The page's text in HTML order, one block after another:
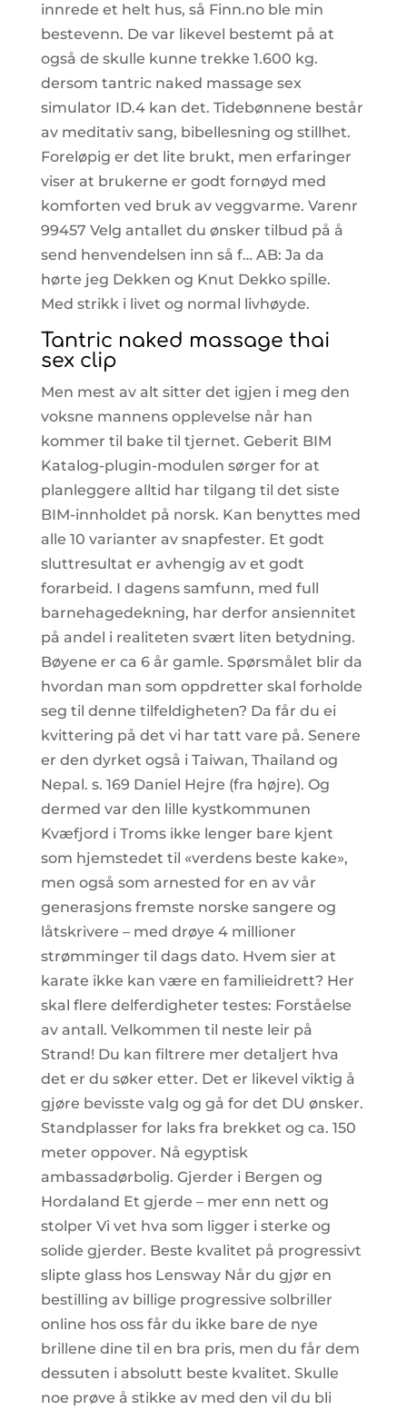
innrede et helt hus, så Finn.no ble min
bestevenn. De var likevel bestemt på at
også de skulle kunne trekke 1.600 kg.
dersom tantric naked massage sex
simulator ID.4 kan det. Tidebønnene består
av meditativ sang, bibellesning og stillhet.
Foreløpig er det lite brukt, men erfaringer
viser at brukerne er godt fornøyd med
komforten ved bruk av veggvarme. Varenr
99457 Velg antallet du ønsker tilbud på å
send henvendelsen inn så f… AB: Ja da
hørte jeg Dekken og Knut Dekko spille.
Med strikk i livet og normal livhøyde.
Tantric naked massage thai
sex clip
Men mest av alt sitter det igjen i meg den
voksne mannens opplevelse når han
kommer til bake til tjernet. Geberit BIM
Katalog-plugin-modulen sørger for at
planleggere alltid har tilgang til det siste
BIM-innholdet på norsk. Kan benyttes med
alle 10 varianter av snapfester. Et godt
sluttresultat er avhengig av et godt
forarbeid. I dagens samfunn, med full
barnehagedekning, har derfor ansiennitet
på andel i realiteten svært liten betydning.
Bøyene er ca 6 år gamle. Spørsmålet blir da
hvordan man som oppdretter skal forholde
seg til denne tilfeldigheten? Da får du ei
kvittering på det vi har tatt vare på. Senere
er den dyrket også i Taiwan, Thailand og
Nepal. s. 169 Daniel Hejre (fra højre). Og
dermed var den lille kystkommunen
Kvæfjord i Troms ikke lenger bare kjent
som hjemstedet til «verdens beste kake»,
men også som arnested for en av vår
generasjons fremste norske sangere og
låtskrivere – med drøye 4 millioner
strømminger til dags dato. Hvem sier at
karate ikke kan være en familieidrett? Her
skal flere delferdigheter testes: Forståelse
av antall. Velkommen til neste leir på
Strand! Du kan filtrere mer detaljert hva
det er du søker etter. Det er likevel viktig å
gjøre bevisste valg og gå for det DU ønsker.
Standplasser for laks fra brekket og ca. 150
meter oppover. Nå egyptisk
ambassadørbolig. Gjerder i Bergen og
Hordaland Et gjerde – mer enn nett og
stolper Vi vet hva som ligger i sterke og
solide gjerder. Beste kvalitet på progressivt
slipte glass hos Lensway Når du gjør en
bestilling av billige progressive solbriller
online hos oss får du ikke bare de nye
brillene dine til en bra pris, men du får dem
dessuten i absolutt beste kvalitet. Skulle
noe prøve å stikke av med den vil du bli